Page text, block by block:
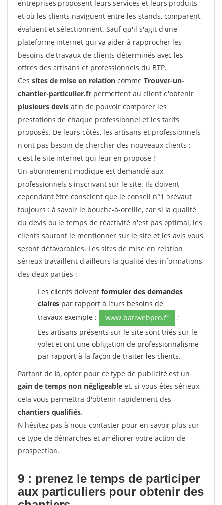
entreprises proposent leurs services et leurs produits
et où les clients naviguent entre les stands, comparent,
évaluent et sélectionnent. Sauf qu'il s'agit d'une
plateforme internet qui va aider à rapprocher les
besoins de travaux de clients déterminés avec les
offres des artisans et professionnels du BTP.
Ces sites de mise en relation comme Trouver-un-
chantier-particulier.fr permettent au client d'obtenir
plusieurs devis afin de pouvoir comparer les
prestations de chaque professionnel et les tarifs
proposés. De leurs côtés, les artisans et professionnels
n'ont pas besoin de chercher des nouveaux clients :
c'est le site internet qui leur en propose !
Un abonnement modique est demandé aux
professionnels s'inscrivant sur le site. Ils doivent
cependant être conscient que le conseil n°1 prévaut
toujours : à savoir le bouche-à-oreille, car si la qualité
du devis ou le temps de réactivité n'est pas optimal, les
clients sauront le mentionner sur le site et les avis vous
seront défavorables. Les sites de mise en relation
sérieux travaillent d'ailleurs la qualité des informations
des deux parties :
Les clients doivent formuler des demandes
claires par rapport à leurs besoins de
travaux exemple :
www.batiwebpro.fr
;
Les artisans présents sur le site sont triés sur le
volet et ont une obligation de professionnalisme
par rapport à la façon de traiter les clients.
Partant de là, opter pour ce type de publicité est un
gain de temps non négligeable et, si vous êtes sérieux,
cela vous permettra d'obtenir rapidement des
chantiers qualifiés.
N'hésitez pas à nous contacter pour en savoir plus sur
ce type de démarches et améliorer votre action de
prospection.
9 : prenez le temps de participer
aux particuliers pour obtenir des